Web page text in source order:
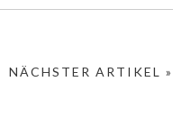
NÄCHSTER ARTIKEL »